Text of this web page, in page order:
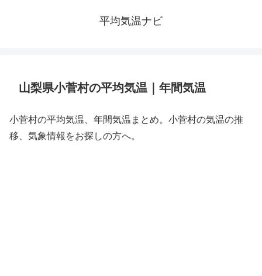
平均気温ナビ
山梨県小菅村の平均気温｜年間気温
小菅村の平均気温、年間気温まとめ。小菅村の気温の推
移、気象情報をお探しの方へ。